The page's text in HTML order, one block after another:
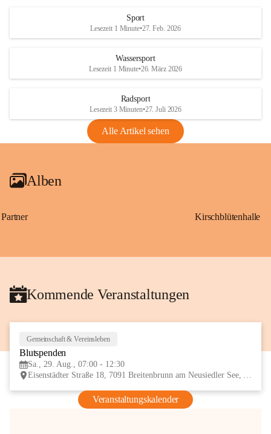
Rebe und der Amerikanischen
Anhang VBl. EU Nr. 18
1 Seite•1,4 MB
VBl. EU Nr. 18_2026
Sport
Lesezeit 1 Minute•27. Feb. 2026
Wassersport
Lesezeit 1 Minute•26. März 2026
Radsport
Lesezeit 3 Minuten•27. Juli 2026
Alle Artikel sehen
Alben
Partner Kirschblütenhalle
Kommende Veranstaltungen
Gemeinschaft & Vereinsleben
Blutspenden
Sa., 29. Aug., 07:00 - 12:30
Eisenstädter Straße 18, 7091 Breitenbrunn am Neusiedler See, AUT
Veranstaltungskalender